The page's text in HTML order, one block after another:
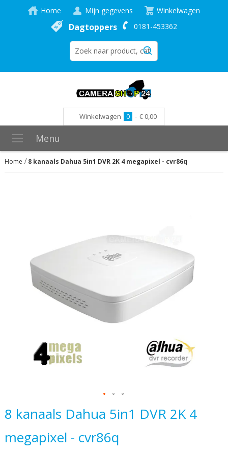
Home Mijn gegevens Winkelwagen
Dagtoppers 0181-453362
Winkelwagen 0 - € 0,00
Menu
Home 8 kanaals Dahua 5in1 DVR 2K 4 megapixel - cvr86q
afbeeldingen-
Ga
naar
het
8 kanaals Dahua 5in1 DVR 2K 4
megapixel - cvr86q